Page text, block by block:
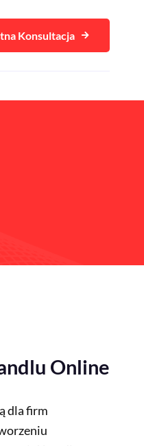
Konsultacja
Online
dla firm